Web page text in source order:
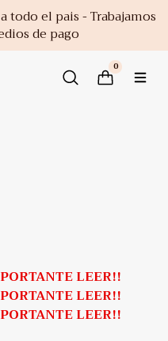
a todo el pais - Trabajamos
de pago
0
LEER!!
LEER!!
LEER!!